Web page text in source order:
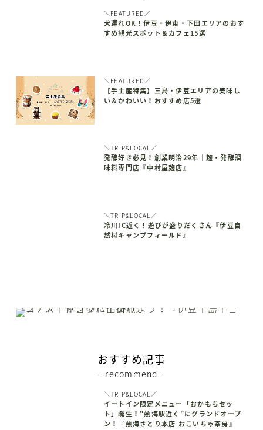
＼FEATURED／
犬連れOK！伊豆・伊東・下田エリアのおす
すめ観光スポット＆カフェ15選
＼FEATURED／
【手土産特集】三島・伊豆エリアの美味し
い＆かわいい！おすすめ店5選
＼TRIP&LOCAL／
発酵好き必見！創業明治29年｜麹・発酵調
味料専門店『中村屋麹店』
＼TRIP&LOCAL／
冷川IC近く！遊びが盛りだくさん『伊豆自
然村キャンプフィールド』
おすすめ記事
--recommend--
＼TRIP&LOCAL／
イートイン限定メニュー「おかもちセッ
ト」誕生！"熱海駅近く"にグランドオープ
ン！『熱海さとり本店 おこいちゃ茶房』